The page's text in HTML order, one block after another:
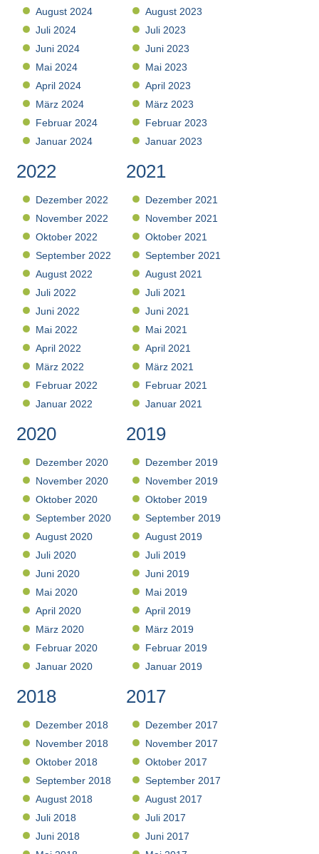
August 2024
Juli 2024
Juni 2024
Mai 2024
April 2024
März 2024
Februar 2024
Januar 2024
August 2023
Juli 2023
Juni 2023
Mai 2023
April 2023
März 2023
Februar 2023
Januar 2023
2022
Dezember 2022
November 2022
Oktober 2022
September 2022
August 2022
Juli 2022
Juni 2022
Mai 2022
April 2022
März 2022
Februar 2022
Januar 2022
2021
Dezember 2021
November 2021
Oktober 2021
September 2021
August 2021
Juli 2021
Juni 2021
Mai 2021
April 2021
März 2021
Februar 2021
Januar 2021
2020
Dezember 2020
November 2020
Oktober 2020
September 2020
August 2020
Juli 2020
Juni 2020
Mai 2020
April 2020
März 2020
Februar 2020
Januar 2020
2019
Dezember 2019
November 2019
Oktober 2019
September 2019
August 2019
Juli 2019
Juni 2019
Mai 2019
April 2019
März 2019
Februar 2019
Januar 2019
2018
Dezember 2018
November 2018
Oktober 2018
September 2018
August 2018
Juli 2018
Juni 2018
2017
Dezember 2017
November 2017
Oktober 2017
September 2017
August 2017
Juli 2017
Juni 2017